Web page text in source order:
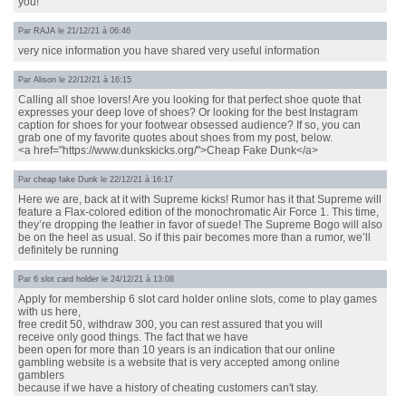
Par RAJA le 21/12/21 à 06:46
very nice information you have shared very useful information
Par Alison le 22/12/21 à 16:15
Calling all shoe lovers! Are you looking for that perfect shoe quote that
expresses your deep love of shoes? Or looking for the best Instagram
caption for shoes for your footwear obsessed audience? If so, you can
grab one of my favorite quotes about shoes from my post, below.
<a href="https://www.dunkskicks.org/">Cheap Fake Dunk</a>
Par cheap fake Dunk le 22/12/21 à 16:17
Here we are, back at it with Supreme kicks! Rumor has it that Supreme will
feature a Flax-colored edition of the monochromatic Air Force 1. This time,
they’re dropping the leather in favor of suede! The Supreme Bogo will also
be on the heel as usual. So if this pair becomes more than a rumor, we’ll
definitely be running
Par 6 slot card holder le 24/12/21 à 13:08
Apply for membership 6 slot card holder online slots, come to play games
with us here,
free credit 50, withdraw 300, you can rest assured that you will
receive only good things. The fact that we have
been open for more than 10 years is an indication that our online
gambling website is a website that is very accepted among online
gamblers
because if we have a history of cheating customers can't stay.